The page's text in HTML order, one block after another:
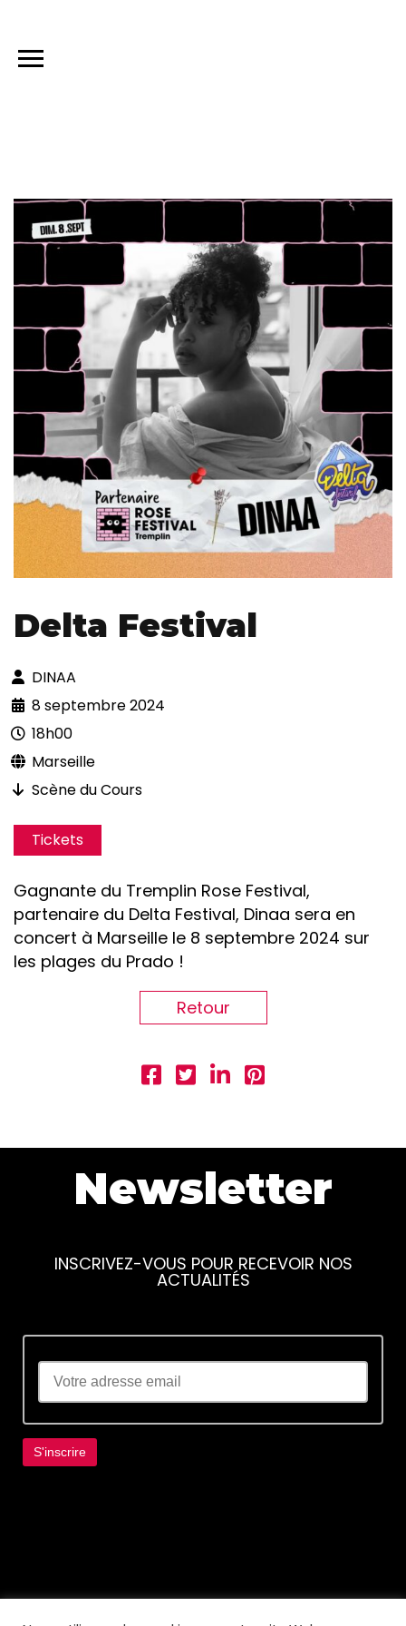
Delta Festival
DINAA
8 septembre 2024
18h00
Marseille
Scène du Cours
Tickets
Gagnante du Tremplin Rose Festival,
partenaire du Delta Festival, Dinaa sera en
concert à Marseille le 8 septembre 2024 sur
les plages du Prado !
Retour
Newsletter
INSCRIVEZ-VOUS POUR RECEVOIR NOS
ACTUALITÉS